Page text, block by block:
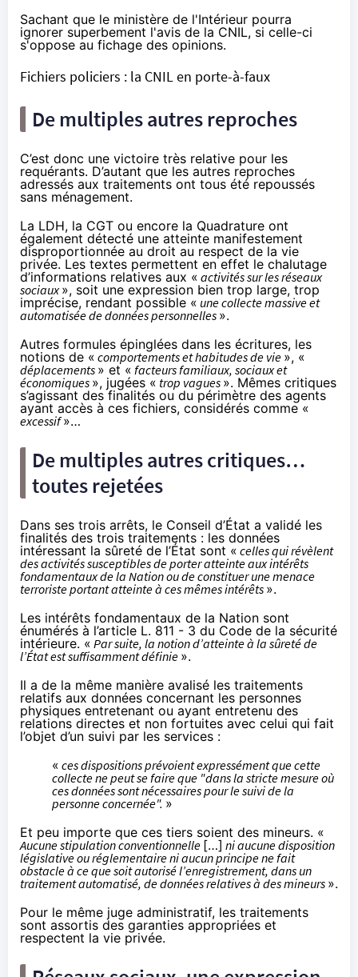
Sachant que le ministère de l'Intérieur pourra
ignorer superbement l'avis de la CNIL, si celle-ci
s'oppose au fichage des opinions.
Fichiers policiers : la CNIL en porte-à-faux
De multiples autres reproches
C’est donc une victoire très relative pour les
requérants. D’autant que les autres reproches
adressés aux traitements ont tous été repoussés
sans ménagement.
La LDH, la CGT ou encore la Quadrature ont
également détecté une atteinte manifestement
disproportionnée au droit au respect de la vie
privée. Les textes permettent en effet le chalutage
d’informations relatives aux « activités sur les réseaux
sociaux», soit une expression bien trop large, trop
imprécise, rendant possible « une collecte massive et
automatisée de données personnelles ».
Autres formules épinglées dans les écritures, les
notions de « comportements et habitudes de vie », «
déplacements » et « facteurs familiaux, sociaux et
économiques », jugées « trop vagues ». Mêmes critiques
s’agissant des finalités ou du périmètre des agents
ayant accès à ces fichiers, considérés comme «
excessif»…
De multiples autres critiques…
toutes rejetées
Dans ses trois arrêts, le Conseil d’État a validé les
finalités des trois traitements : les données
intéressant la sûreté de l’État sont « celles qui révèlent
des activités susceptibles de porter atteinte aux intérêts
fondamentaux de la Nation ou de constituer une menace
terroriste portant atteinte à ces mêmes intérêts ».
Les intérêts fondamentaux de la Nation sont
énumérés à l’article L. 811 - 3 du Code de la sécurité
intérieure. « Par suite, la notion d’atteinte à la sûreté de
l’État est suffisamment définie ».
Il a de la même manière avalisé les traitements
relatifs aux données concernant les personnes
physiques entretenant ou ayant entretenu des
relations directes et non fortuites avec celui qui fait
l’objet d’un suivi par les services :
« ces dispositions prévoient expressément que cette
collecte ne peut se faire que "dans la stricte mesure où
ces données sont nécessaires pour le suivi de la
personne concernée". »
Et peu importe que ces tiers soient des mineurs. «
Aucune stipulation conventionnelle […] ni aucune disposition
législative ou réglementaire ni aucun principe ne fait
obstacle à ce que soit autorisé l’enregistrement, dans un
traitement automatisé, de données relatives à des mineurs ».
Pour le même juge administratif, les traitements
sont assortis des garanties appropriées et
respectent la vie privée.